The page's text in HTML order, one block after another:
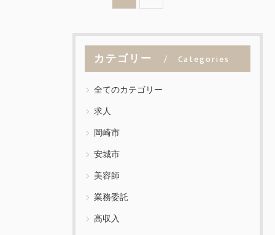
カテゴリー Categories
全てのカテゴリー
求人
岡崎市
安城市
美容師
業務委託
高収入